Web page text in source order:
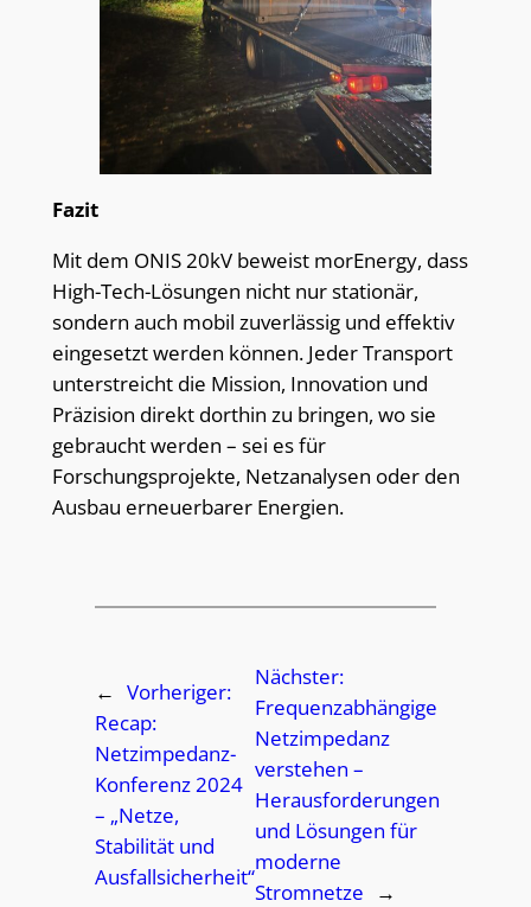
Fazit
Mit dem ONIS 20kV beweist morEnergy, dass
High-Tech-Lösungen nicht nur stationär,
sondern auch mobil zuverlässig und effektiv
eingesetzt werden können. Jeder Transport
unterstreicht die Mission, Innovation und
Präzision direkt dorthin zu bringen, wo sie
gebraucht werden – sei es für
Forschungsprojekte, Netzanalysen oder den
Ausbau erneuerbarer Energien.
← Vorheriger:
Recap:
Netzimpedanz-
Konferenz 2024
– „Netze,
Stabilität und
Ausfallsicherheit“
Nächster:
Frequenzabhängige
Netzimpedanz
verstehen –
Herausforderungen
und Lösungen für
moderne
Stromnetze
→